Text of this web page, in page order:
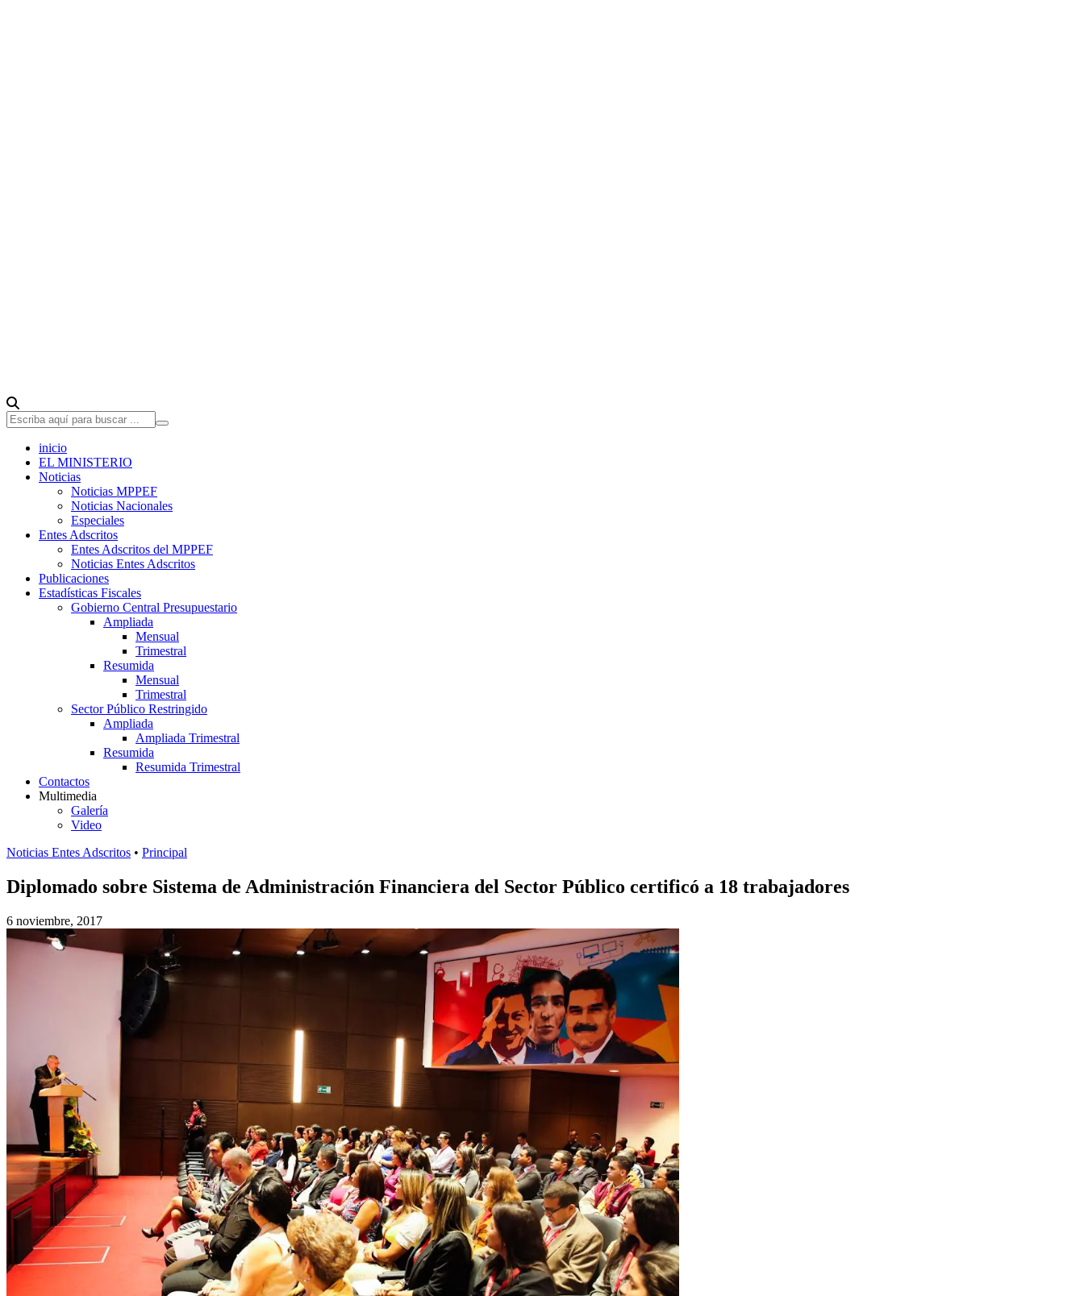
inicio
EL MINISTERIO
Noticias
Noticias MPPEF
Noticias Nacionales
Especiales
Entes Adscritos
Entes Adscritos del MPPEF
Noticias Entes Adscritos
Publicaciones
Estadísticas Fiscales
Gobierno Central Presupuestario
Ampliada
Mensual
Trimestral
Resumida
Mensual
Trimestral
Sector Público Restringido
Ampliada
Ampliada Trimestral
Resumida
Resumida Trimestral
Contactos
Multimedia
Galería
Video
Noticias Entes Adscritos • Principal
Diplomado sobre Sistema de Administración Financiera del Sector Público certificó a 18 trabajadores
6 noviembre, 2017